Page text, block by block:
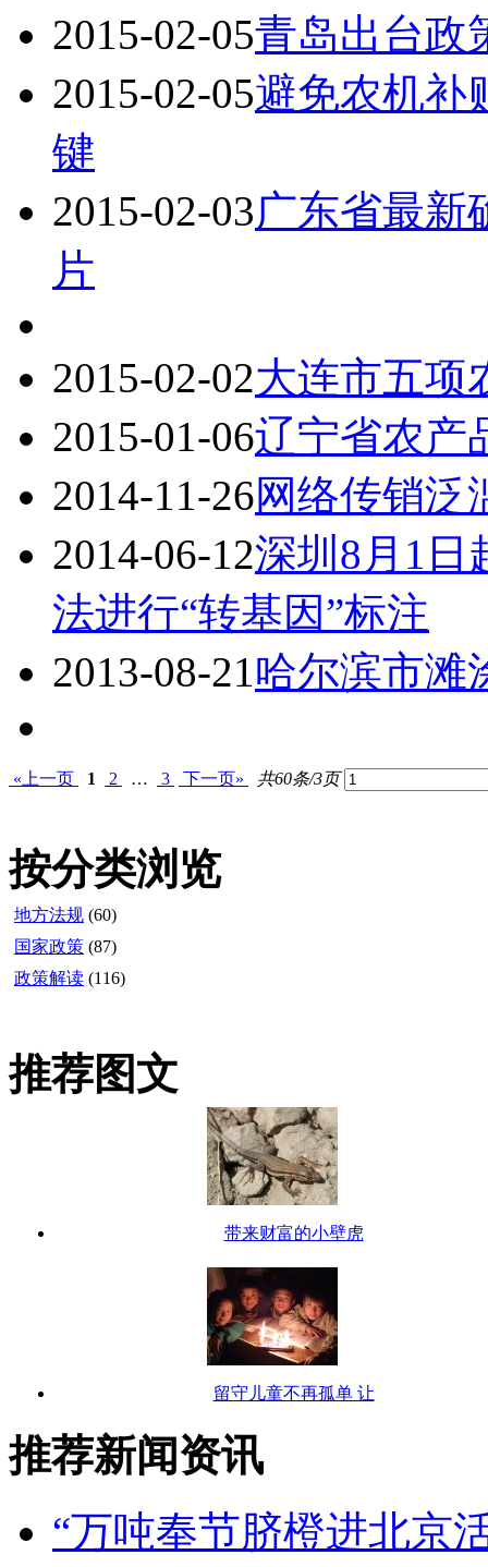
2015-02-05青岛出台政
2015-02-05避免农机补
键
2015-02-03广东省最新
片
2015-02-02大连市五项
2015-01-06辽宁省农产
2014-11-26网络传销泛
2014-06-12深圳8月1日
法进行“转基因”标注
2013-08-21 哈尔滨市滩
«上一页 1 2 … 3 下一页» 共60条/3页
按分类浏览
地方法规 (60)
国家政策 (87)
政策解读 (116)
推荐图文
带来财富的小壁虎
留守儿童不再孤单 让
推荐新闻资讯
“万吨奉节脐橙进北京